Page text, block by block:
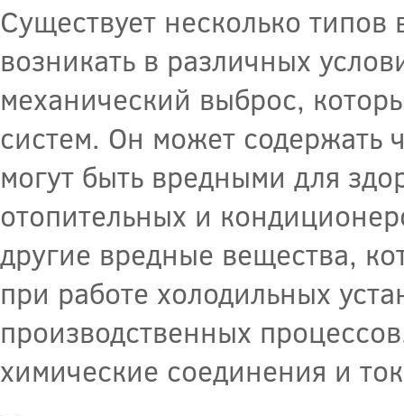
Существует несколько
возникать в различных
механический выброс,
систем. Он может
могут быть вредными для
отопительных и
другие вредные вещества,
при работе холодильных
производственных
химические соединения и